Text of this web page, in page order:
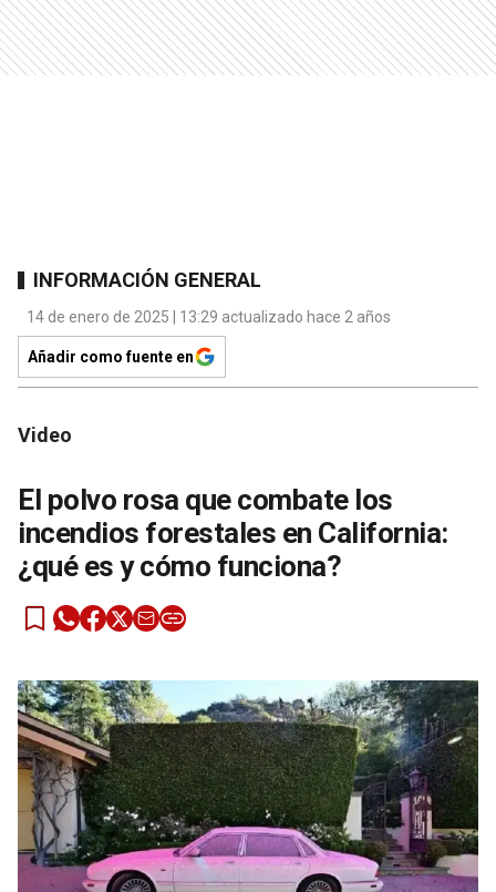
INFORMACIÓN GENERAL
14 de enero de 2025 | 13:29 actualizado hace 2 años
Añadir como fuente en
Video
El polvo rosa que combate los
incendios forestales en California:
¿qué es y cómo funciona?